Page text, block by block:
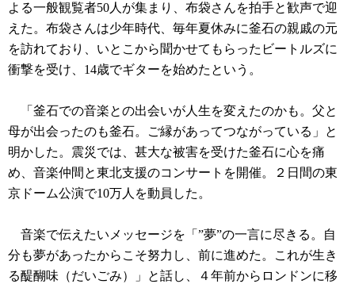
よる一般観覧者50人が集まり、布袋さんを拍手と歓声で迎
えた。布袋さんは少年時代、毎年夏休みに釜石の親戚の元
を訪れており、いとこから聞かせてもらったビートルズに
衝撃を受け、14歳でギターを始めたという。
「釜石での音楽との出会いが人生を変えたのかも。父と
母が出会ったのも釜石。ご縁があってつながっている」と
明かした。震災では、甚大な被害を受けた釜石に心を痛
め、音楽仲間と東北支援のコンサートを開催。２日間の東
京ドーム公演で10万人を動員した。
音楽で伝えたいメッセージを「”夢”の一言に尽きる。自
分も夢があったからこそ努力し、前に進めた。これが生き
る醍醐味（だいごみ）」と話し、４年前からロンドンに移